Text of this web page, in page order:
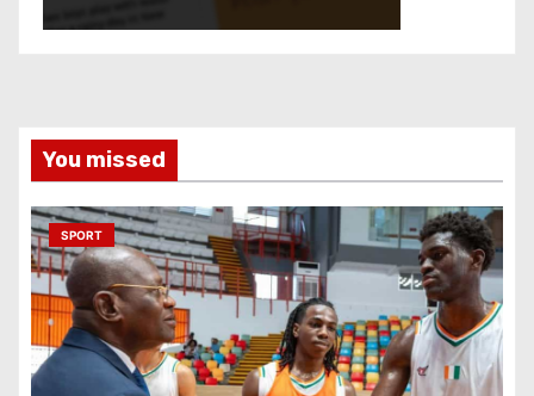
You missed
SPORT